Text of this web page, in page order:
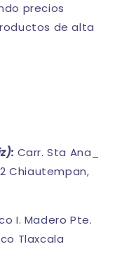
precios
de alta
Carr. Sta Ana_
Chiautempan,
I. Madero Pte.
Tlaxcala